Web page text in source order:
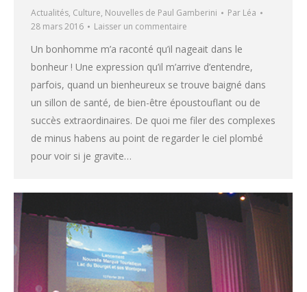
Actualités, Culture, Nouvelles de Paul Gamberini Par Léa
28 mars 2016
Laisser un commentaire
Un bonhomme m’a raconté qu’il nageait dans le
bonheur ! Une expression qu’il m’arrive d’entendre,
parfois, quand un bienheureux se trouve baigné dans
un sillon de santé, de bien-être époustouflant ou de
succès extraordinaires. De quoi me filer des complexes
de minus habens au point de regarder le ciel plombé
pour voir si je gravite…